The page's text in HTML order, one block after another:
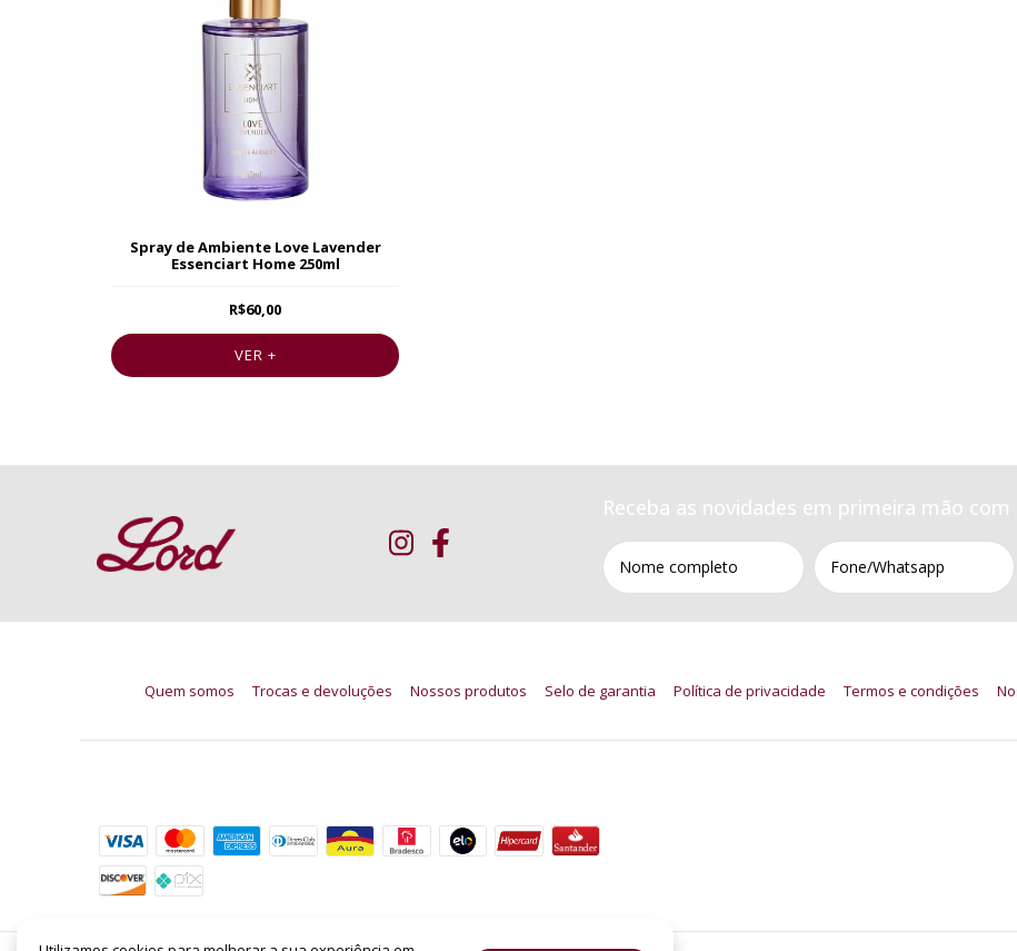
Spray de Ambiente Love Lavender
Essenciart Home 250ml
R$60,00
VER +
Receba as novidades em primeira mão
Quem somos Trocas e devoluções Nossos produtos Selo de garantia Política de privacidade Termos e condições